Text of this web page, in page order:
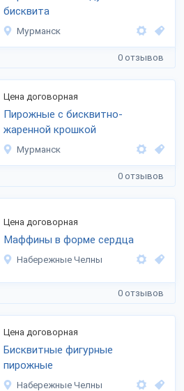
бисквита
Мурманск
0 отзывов
Цена договорная
Пирожные с бисквитно-
жаренной крошкой
Мурманск
0 отзывов
Цена договорная
Маффины в форме сердца
Набережные Челны
0 отзывов
Цена договорная
Бисквитные фигурные
пирожные
Набережные Челны